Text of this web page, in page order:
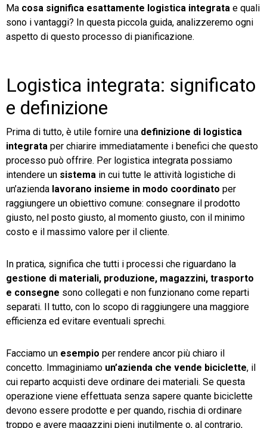
Ma cosa significa esattamente logistica integrata e quali
sono i vantaggi? In questa piccola guida, analizzeremo ogni
aspetto di questo processo di pianificazione.
Logistica integrata: significato
e definizione
Prima di tutto, è utile fornire una definizione di logistica
integrata per chiarire immediatamente i benefici che questo
processo può offrire. Per logistica integrata possiamo
intendere un sistema in cui tutte le attività logistiche di
un’azienda lavorano insieme in modo coordinato per
raggiungere un obiettivo comune: consegnare il prodotto
giusto, nel posto giusto, al momento giusto, con il minimo
costo e il massimo valore per il cliente.
In pratica, significa che tutti i processi che riguardano la
gestione di materiali, produzione, magazzini, trasporto
e consegne sono collegati e non funzionano come reparti
separati. Il tutto, con lo scopo di raggiungere una maggiore
efficienza ed evitare eventuali sprechi.
Facciamo un esempio per rendere ancor più chiaro il
concetto. Immaginiamo un’azienda che vende biciclette, il
cui reparto acquisti deve ordinare dei materiali. Se questa
operazione viene effettuata senza sapere quante biciclette
devono essere prodotte e per quando, rischia di ordinare
troppo e avere magazzini pieni inutilmente o, al contrario,